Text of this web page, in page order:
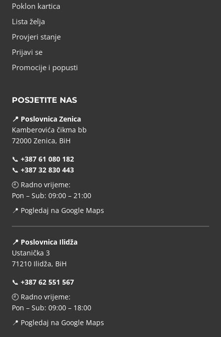
Poklon kartica
Lista želja
Provjeri stanje
Prijavi se
Promocije i popusti
POSJETITE NAS
📍 Poslovnica Zenica
Kamberovića čikma bb
72000 Zenica, BiH
📞 +387 61 080 182
📞 +387 32 830 443
🕘 Radno vrijeme:
Pon – Sub: 09:00 – 21:00
📍 Pogledaj na Google Maps
📍 Poslovnica Ilidža
Ustanička 3
71210 Ilidža, BiH
📞 +387 62 551 567
🕘 Radno vrijeme:
Pon – Sub: 09:00 – 18:00
📍 Pogledaj na Google Maps